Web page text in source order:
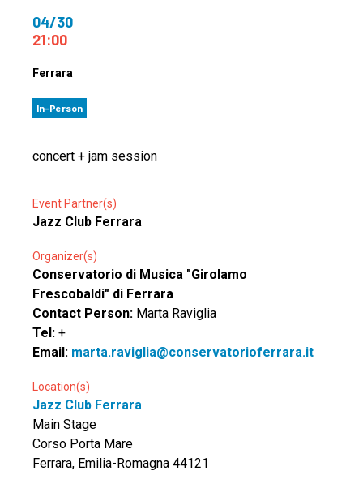
04/30
21:00
Ferrara
In-Person
concert + jam session
Event Partner(s)
Jazz Club Ferrara
Organizer(s)
Conservatorio di Musica "Girolamo
Frescobaldi" di Ferrara
Contact Person: Marta Raviglia
Tel: +
Email: marta.raviglia@conservatorioferrara.it
Location(s)
Jazz Club Ferrara
Main Stage
Corso Porta Mare
Ferrara, Emilia-Romagna 44121